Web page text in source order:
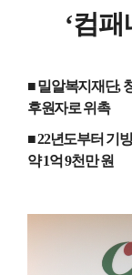
‘컴패
■ 밀알복지재단,
후원자로 위촉
■22년도부터 기
약1억 9천만 원